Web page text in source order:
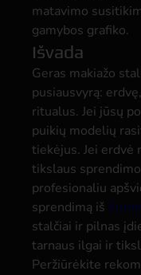
matavimo
gamybos grafiko.
Išvada
Geras makiažo
pusiausvyrą:
ritualus. Jei jūsų
puikių modelių
tiekėjus. Jei erdvė
tikslaus
profesionaliu
sprendimą iš
stalčiai ir pilnas
tarnaus ilgai ir
Peržiūrėkite